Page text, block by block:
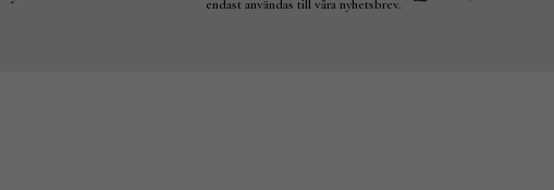
endast användas till våra nyhetsbrev.